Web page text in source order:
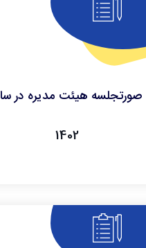
صورتجلسه هیئت مدیره در
1402